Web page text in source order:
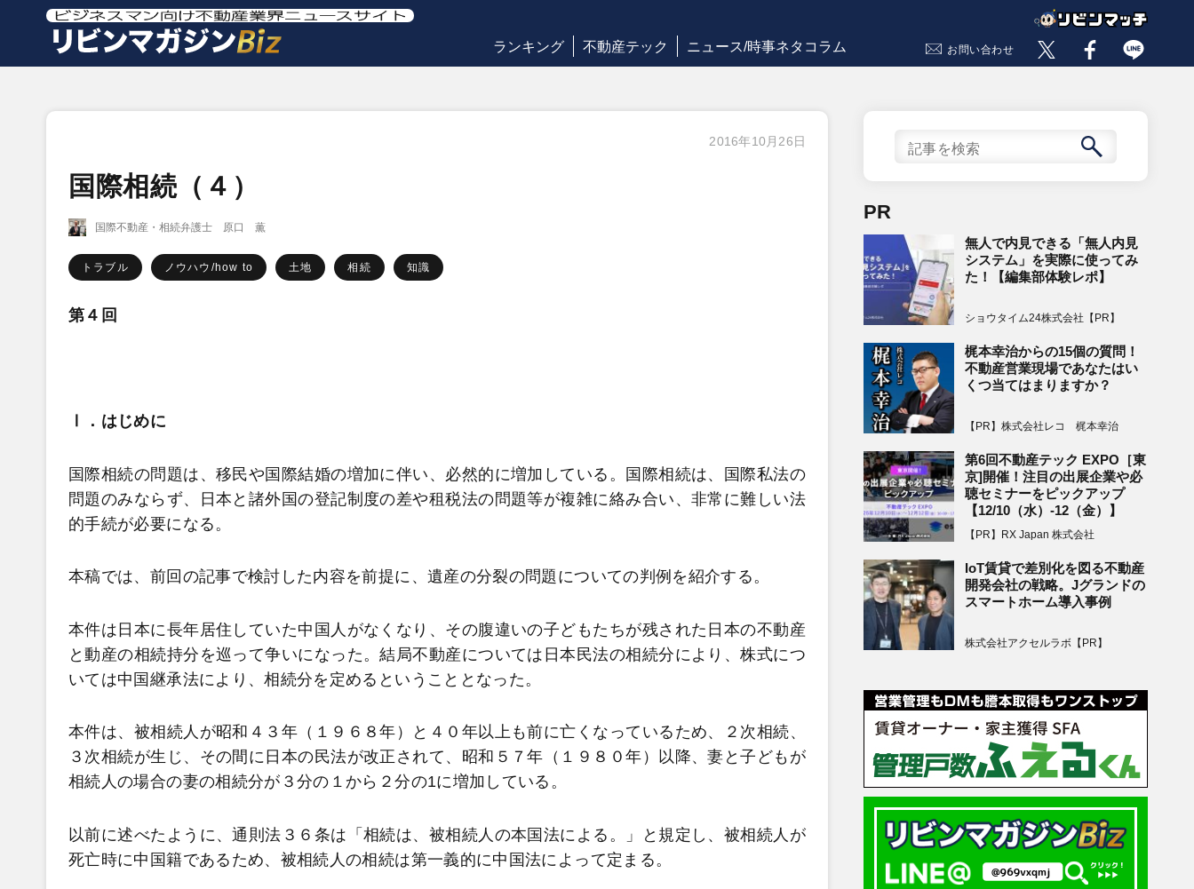
ランキング 不動産テック ニュース/時事ネタコラム お問い合わせ
2016年10月26日
国際相続（４）
国際不動産・相続弁護士 原口 薫
トラブル ノウハウ/how to 土地 相続 知識
第４回
Ⅰ．はじめに
国際相続の問題は、移民や国際結婚の増加に伴い、必然的に増加している。国際相続は、国際私法の
問題のみならず、日本と諸外国の登記制度の差や租税法の問題等が複雑に絡み合い、非常に難しい法
的手続が必要になる。
本稿では、前回の記事で検討した内容を前提に、遺産の分裂の問題についての判例を紹介する。
本件は日本に長年居住していた中国人がなくなり、その腹違いの子どもたちが残された日本の不動産
と動産の相続持分を巡って争いになった。結局不動産については日本民法の相続分により、株式につ
いては中国継承法により、相続分を定めるということとなった。
本件は、被相続人が昭和４３年（１９６８年）と４０年以上も前に亡くなっているため、２次相続、
３次相続が生じ、その間に日本の民法が改正されて、昭和５７年（１９８０年）以降、妻と子どもが
相続人の場合の妻の相続分が３分の１から２分の1に増加している。
以前に述べたように、通則法３６条は「相続は、被相続人の本国法による。」と規定し、被相続人が
死亡時に中国籍であるため、被相続人の相続は第一義的に中国法によって定まる。
PR
無人で内見できる「無人内見
システム」を実際に使ってみ
た！【編集部体験レポ】
ショウタイム24株式会社【PR】
梶本幸治からの15個の質問！
不動産営業現場であなたはい
くつ当てはまりますか？
【PR】株式会社レコ 梶本幸治
第6回不動産テック EXPO［東
京]開催！注目の出展企業や必
聴セミナーをピックアップ
【12/10（水）-12（金）】
【PR】RX Japan 株式会社
IoT賃貸で差別化を図る不動産
開発会社の戦略。Jグランドの
スマートホーム導入事例
株式会社アクセルラボ【PR】